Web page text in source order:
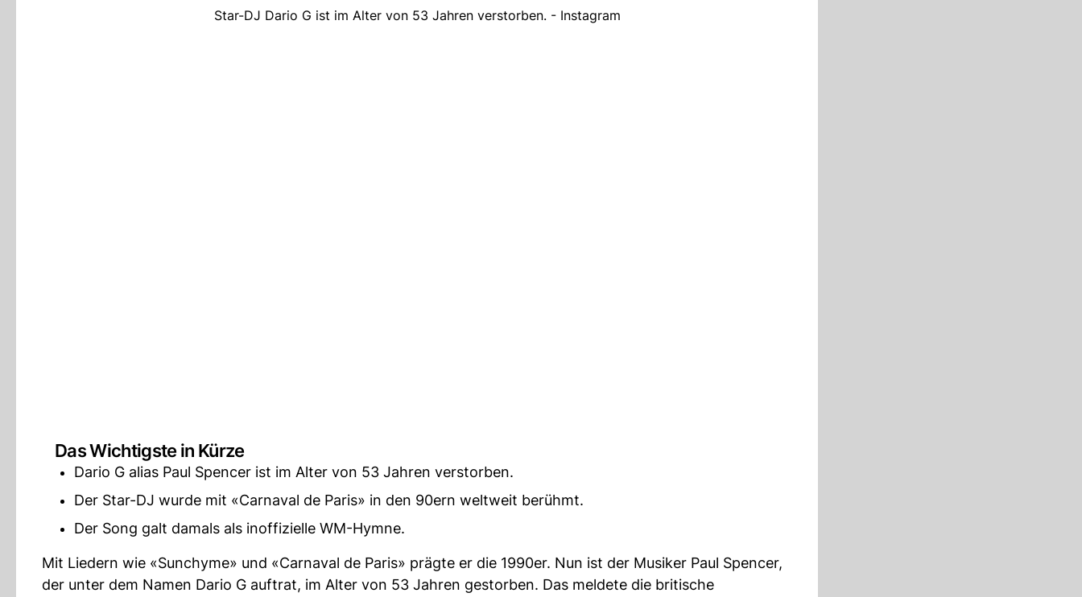
Star-DJ Dario G ist im Alter von 53 Jahren verstorben. - Instagram
Das Wichtigste in Kürze
Dario G alias Paul Spencer ist im Alter von 53 Jahren verstorben.
Der Star-DJ wurde mit «Carnaval de Paris» in den 90ern weltweit berühmt.
Der Song galt damals als inoffizielle WM-Hymne.
Mit Liedern wie «Sunchyme» und «Carnaval de Paris» prägte er die 1990er. Nun ist der Musiker Paul Spencer,
der unter dem Namen Dario G auftrat, im Alter von 53 Jahren gestorben. Das meldete die britische